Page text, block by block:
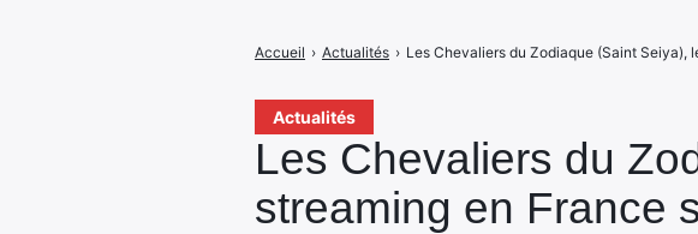
Actualités
Les Chevaliers du
streaming en France
Accueil › Actualités › Les Chevaliers du Zodiaque (Saint Seiya),